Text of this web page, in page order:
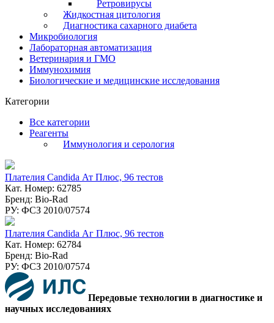
Ретровирусы
Жидкостная цитология
Диагностика сахарного диабета
Микробиология
Лабораторная автоматизация
Ветеринария и ГМО
Иммунохимия
Биологические и медицинские исследования
Категории
Все категории
Реагенты
Иммунология и серология
Плателия Candida Ат Плюс, 96 тестов
Кат. Номер: 62785
Бренд: Bio-Rad
РУ: ФСЗ 2010/07574
Плателия Candida Аг Плюс, 96 тестов
Кат. Номер: 62784
Бренд: Bio-Rad
РУ: ФСЗ 2010/07574
Передовые технологии в диагностике и
научных исследованиях